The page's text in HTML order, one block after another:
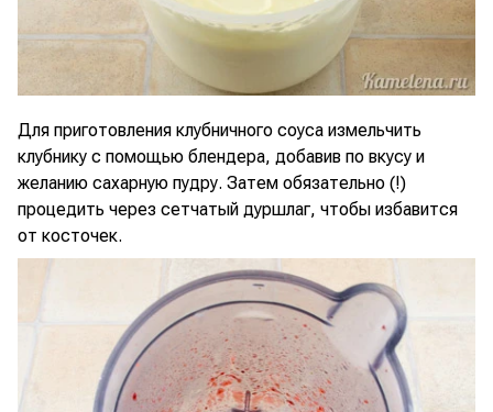
Для приготовления клубничного соуса измельчить
клубнику с помощью блендера, добавив по вкусу и
желанию сахарную пудру. Затем обязательно (!)
процедить через сетчатый дуршлаг, чтобы избавится
от косточек.